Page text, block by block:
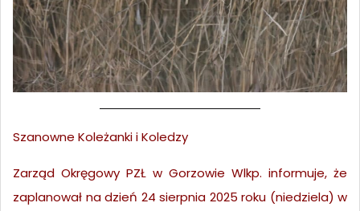
Szanowne Koleżanki i Koledzy
Zarząd Okręgowy PZŁ w Gorzowie Wlkp. informuje, że
zaplanował na dzień 24 sierpnia 2025 roku (niedziela) w